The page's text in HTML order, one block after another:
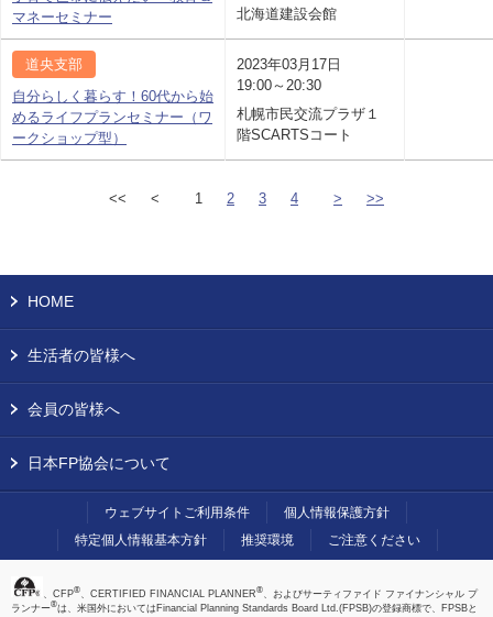
マネーセミナー
北海道建設会館
道央支部
自分らしく暮らす！60代から始
めるライフプランセミナー（ワ
ークショップ型）
2023年03月17日
19:00～20:30
札幌市民交流プラザ１
階SCARTSコート
<< < 1 2 3 4 > >>
HOME
生活者の皆様へ
会員の皆様へ
日本FP協会について
ウェブサイトご利用条件
個人情報保護方針
特定個人情報基本方針
推奨環境 ご注意ください
、CFP®、CERTIFIED FINANCIAL PLANNER®、およびサーティファイド ファイナンシャル プ
ランナー®は、米国外においてはFinancial Planning Standards Board Ltd.(FPSB)の登録商標で、FPSBと